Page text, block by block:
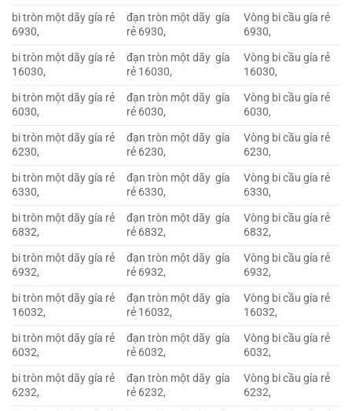
bi tròn một dãy gía rẻ
6930,
đạn tròn một dãy gía
rẻ 6930,
Vòng bi cầu gía rẻ
6930,
bi tròn một dãy gía rẻ
16030,
đạn tròn một dãy gía
rẻ 16030,
Vòng bi cầu gía rẻ
16030,
bi tròn một dãy gía rẻ
6030,
đạn tròn một dãy gía
rẻ 6030,
Vòng bi cầu gía rẻ
6030,
bi tròn một dãy gía rẻ
6230,
đạn tròn một dãy gía
rẻ 6230,
Vòng bi cầu gía rẻ
6230,
bi tròn một dãy gía rẻ
6330,
đạn tròn một dãy gía
rẻ 6330,
Vòng bi cầu gía rẻ
6330,
bi tròn một dãy gía rẻ
6832,
đạn tròn một dãy gía
rẻ 6832,
Vòng bi cầu gía rẻ
6832,
bi tròn một dãy gía rẻ
6932,
đạn tròn một dãy gía
rẻ 6932,
Vòng bi cầu gía rẻ
6932,
bi tròn một dãy gía rẻ
16032,
đạn tròn một dãy gía
rẻ 16032,
Vòng bi cầu gía rẻ
16032,
bi tròn một dãy gía rẻ
6032,
đạn tròn một dãy gía
rẻ 6032,
Vòng bi cầu gía rẻ
6032,
bi tròn một dãy gía rẻ
6232,
đạn tròn một dãy gía
rẻ 6232,
Vòng bi cầu gía rẻ
6232,